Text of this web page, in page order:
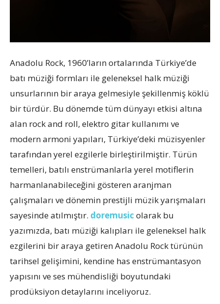
Anadolu Rock, 1960’ların ortalarında Türkiye’de
batı müziği formları ile geleneksel halk müziği
unsurlarının bir araya gelmesiyle şekillenmiş köklü
bir türdür. Bu dönemde tüm dünyayı etkisi altına
alan rock and roll, elektro gitar kullanımı ve
modern armoni yapıları, Türkiye’deki müzisyenler
tarafından yerel ezgilerle birleştirilmiştir. Türün
temelleri, batılı enstrümanlarla yerel motiflerin
harmanlanabileceğini gösteren aranjman
çalışmaları ve dönemin prestijli müzik yarışmaları
sayesinde atılmıştır. doremusic olarak bu
yazımızda, batı müziği kalıpları ile geleneksel halk
ezgilerini bir araya getiren Anadolu Rock türünün
tarihsel gelişimini, kendine has enstrümantasyon
yapısını ve ses mühendisliği boyutundaki
prodüksiyon detaylarını inceliyoruz.